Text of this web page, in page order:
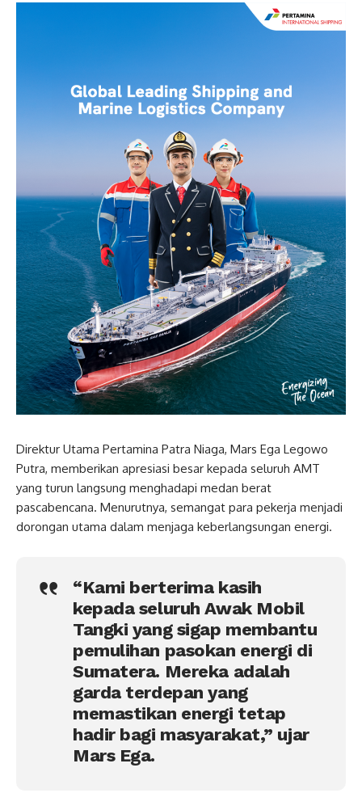
Direktur Utama Pertamina Patra Niaga, Mars Ega Legowo
Putra, memberikan apresiasi besar kepada seluruh AMT
yang turun langsung menghadapi medan berat
pascabencana. Menurutnya, semangat para pekerja menjadi
dorongan utama dalam menjaga keberlangsungan energi.
“Kami berterima kasih
kepada seluruh Awak Mobil
Tangki yang sigap membantu
pemulihan pasokan energi di
Sumatera. Mereka adalah
garda terdepan yang
memastikan energi tetap
hadir bagi masyarakat,” ujar
Mars Ega.